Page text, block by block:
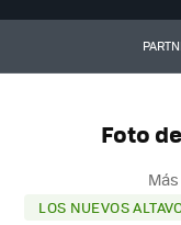
Foto
LOS NUEVOS